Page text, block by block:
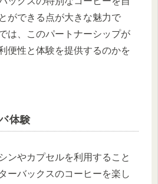
ができる点が大きな魅力で
は、このパートナーシップが
便性と体験を提供するのかを
体験
ンやカプセルを利用すること
ーバックスのコーヒーを楽し